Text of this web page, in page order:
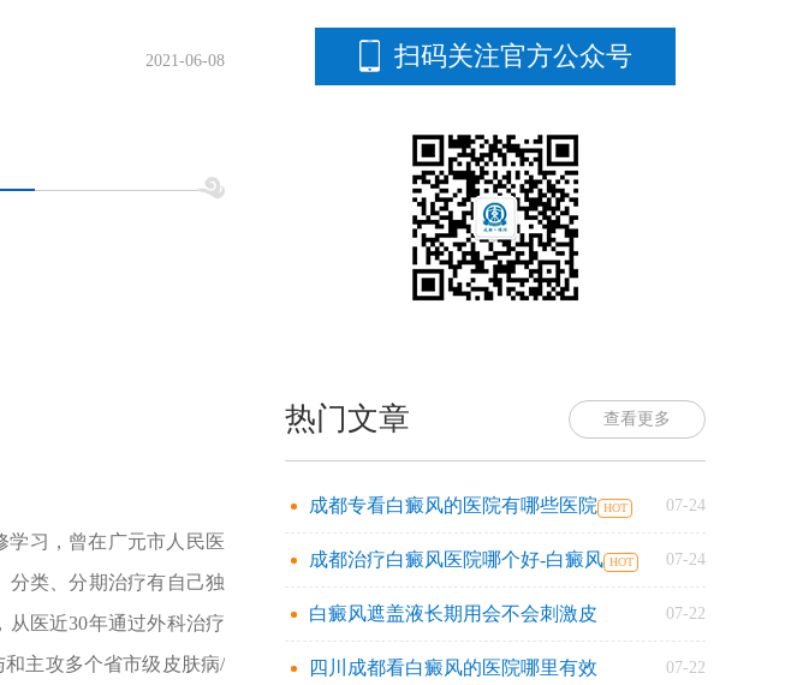
2021-06-08
习，曾在广元市人民医
分类、分期治疗有自己独
医近30年通过外科治疗
主攻多个省市级皮肤病/
扫码关注官方公众号
热门文章 查看更多
成都专看白癜风的医院有哪些医院 07-24
成都治疗白癜风医院哪个好-白癜风 07-24
白癜风遮盖液长期用会不会刺激皮 07-22
四川成都看白癜风的医院哪里有效 07-22